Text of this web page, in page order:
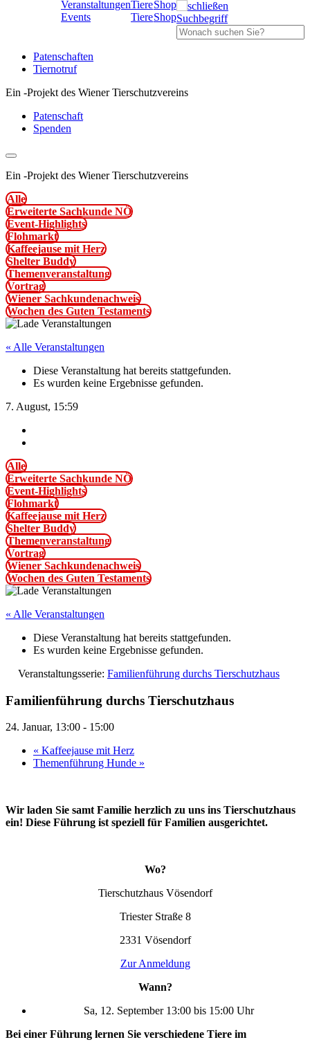
Events TiereShopSuchbegriff
Patenschaften
Tiernotruf
Ein -Projekt des Wiener Tierschutzvereins
Patenschaft
Spenden
Ein -Projekt des Wiener Tierschutzvereins
Alle
Erweiterte Sachkunde NÖ
Event-Highlights
Flohmarkt
Kaffeejause mit Herz
Shelter Buddy
Themenveranstaltung
Vortrag
Wiener Sachkundenachweis
Wochen des Guten Testaments
« Alle Veranstaltungen
Diese Veranstaltung hat bereits stattgefunden.
Es wurden keine Ergebnisse gefunden.
7. August, 15:59
Alle
Erweiterte Sachkunde NÖ
Event-Highlights
Flohmarkt
Kaffeejause mit Herz
Shelter Buddy
Themenveranstaltung
Vortrag
Wiener Sachkundenachweis
Wochen des Guten Testaments
« Alle Veranstaltungen
Diese Veranstaltung hat bereits stattgefunden.
Es wurden keine Ergebnisse gefunden.
Veranstaltungsserie: Familienführung durchs Tierschutzhaus
Familienführung durchs Tierschutzhaus
24. Januar, 13:00 - 15:00
« Kaffeejause mit Herz
Themenführung Hunde »
Wir laden Sie samt Familie herzlich zu uns ins Tierschutzhaus
ein! Diese Führung ist speziell für Familien ausgerichtet.
Wo?
Tierschutzhaus Vösendorf
Triester Straße 8
2331 Vösendorf
Zur Anmeldung
Wann?
Sa, 12. September 13:00 bis 15:00 Uhr
Bei einer Führung lernen Sie verschiedene Tiere im